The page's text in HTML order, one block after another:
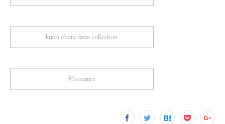
kumi ohara dress collection
和couture